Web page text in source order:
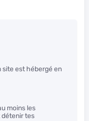
site est hébergé en
moins les
détenir tes